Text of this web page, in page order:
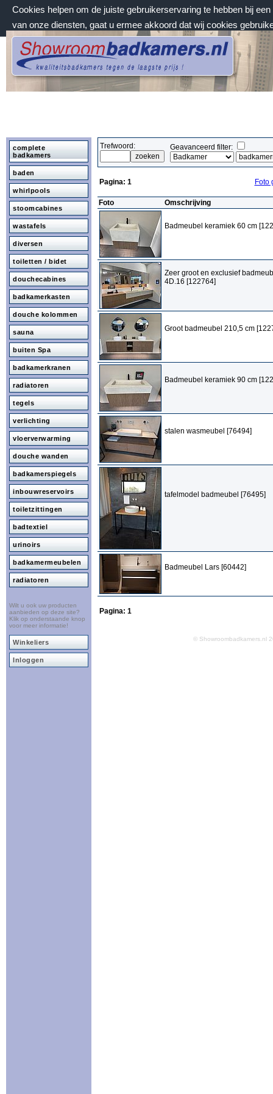
Cookies helpen om de juiste gebruikerservaring te hebben bij
van onze diensten, gaat u ermee akkoord dat wij cookies
donderdag 6 augustus 2026, 09:41 uur
Welkom bij Showroombadkamers.nl
complete
badkamers
baden
whirlpools
stoomcabines
wastafels
diversen
toiletten / bidet
douchecabines
badkamerkasten
douche kolommen
sauna
buiten Spa
badkamerkranen
radiatoren
tegels
verlichting
vloerverwarming
douche wanden
badkamerspiegels
inbouwreservoirs
toiletzittingen
badtextiel
urinoirs
badkamermeubelen
radiatoren
Wilt u ook uw producten
aanbieden op deze site?
Klik op onderstaande knop
voor meer informatie!
Winkeliers
Inloggen
Trefwoord: Geavanceerd filter:
Pagina: 1 Foto
Foto Omschrijving
Badmeubel keramiek 60 cm
Zeer groot en exclusief
4D.16 [122764]
Groot badmeubel 210,5 cm
Badmeubel keramiek 90 cm
stalen wasmeubel [76494]
tafelmodel badmeubel [76495]
Badmeubel Lars [60442]
Pagina: 1
©